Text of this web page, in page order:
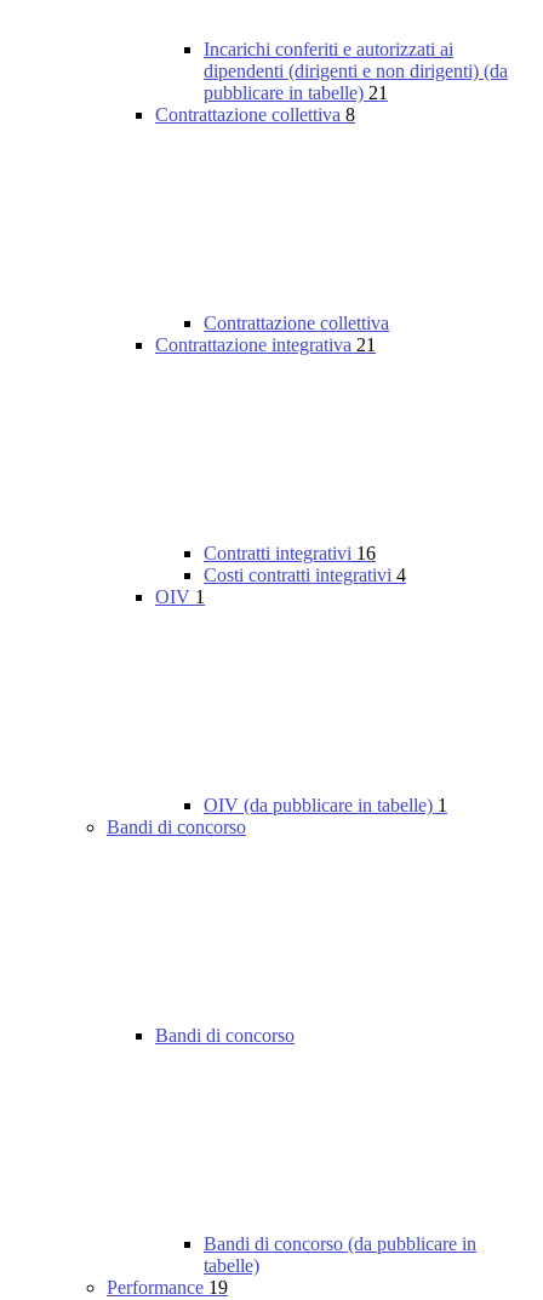
Incarichi conferiti e autorizzati ai
dipendenti (dirigenti e non dirigenti) (da
pubblicare in tabelle) 21
Contrattazione collettiva 8
Contrattazione collettiva
Contrattazione integrativa 21
Contratti integrativi 16
Costi contratti integrativi 4
OIV 1
OIV (da pubblicare in tabelle) 1
Bandi di concorso
Bandi di concorso
Bandi di concorso (da pubblicare in
tabelle)
Performance 19